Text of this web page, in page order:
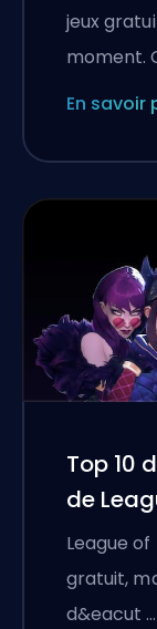
jeux
moment.
En savoir
Top 10
de
League
gratuit,
d&eacut …